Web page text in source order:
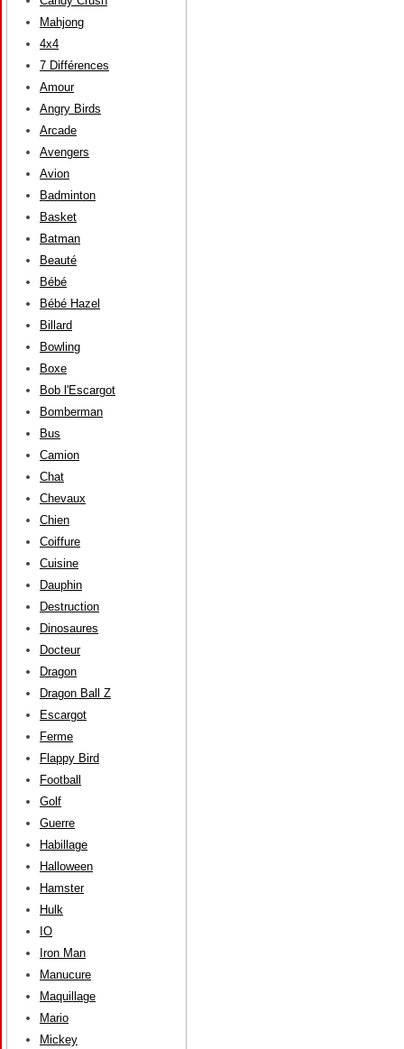
Mahjong
4x4
7 Différences
Amour
Angry Birds
Arcade
Avengers
Avion
Badminton
Basket
Batman
Beauté
Bébé
Bébé Hazel
Billard
Bowling
Boxe
Bob l'Escargot
Bomberman
Bus
Camion
Chat
Chevaux
Chien
Coiffure
Cuisine
Dauphin
Destruction
Dinosaures
Docteur
Dragon
Dragon Ball Z
Escargot
Ferme
Flappy Bird
Football
Golf
Guerre
Habillage
Halloween
Hamster
Hulk
IO
Iron Man
Manucure
Maquillage
Mario
Mickey